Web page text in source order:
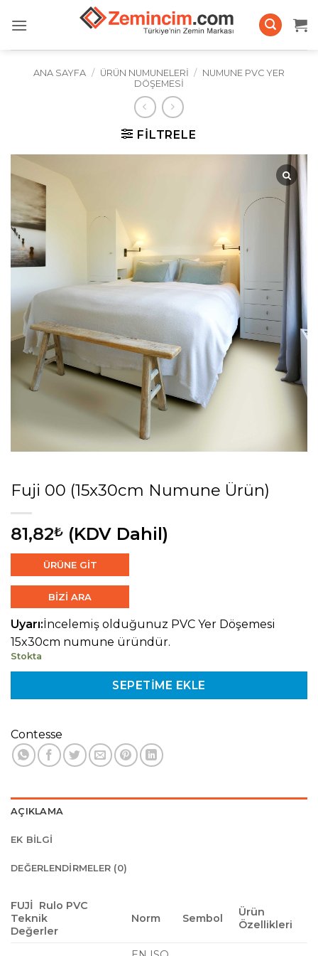
atla
ANA SAYFA / ÜRÜN NUMUNELERI / NUMUNE PVC YER
DÖŞEMESI
FILTRELE
Fuji 00 (15x30cm Numune Ürün)
81,82₺ (KDV Dahil)
ÜRÜNE GİT
BİZİ ARA
Uyarı:İncelemiş olduğunuz PVC Yer Döşemesi
15x30cm numune üründür.
Stokta
SEPETIME EKLE
Contesse
AÇIKLAMA
EK BILGI
DEĞERLENDIRMELER (0)
FUJİ Rulo PVC
Teknik
Değerler
Norm Sembol
Ürün
Özellikleri